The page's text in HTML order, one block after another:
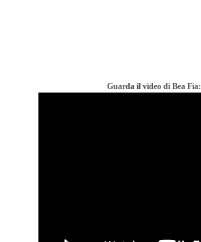
Guarda il video di Bea Fia: